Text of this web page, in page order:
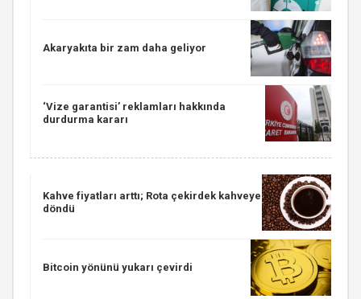
Akaryakıta bir zam daha geliyor
‘Vize garantisi’ reklamları hakkında
durdurma kararı
Kahve fiyatları arttı; Rota çekirdek kahveye
döndü
Bitcoin yönünü yukarı çevirdi